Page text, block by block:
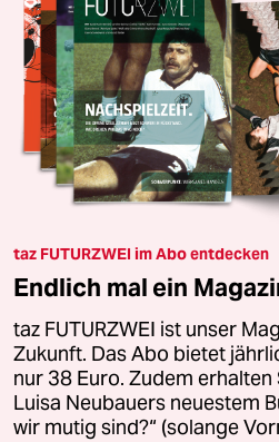
taz FUTURZWEI im Abo entdecken
Endlich mal ein
taz FUTURZWEI ist unser
Zukunft. Das Abo bietet
nur 38 Euro. Zudem erhalten
Luisa Neubauers neuestem
wir mutig sind?“ (solange